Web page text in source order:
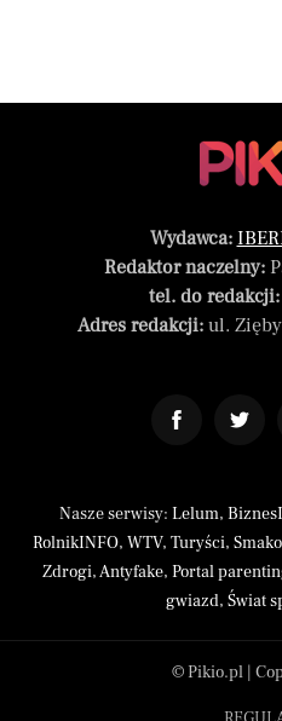
Wydawca:
Redaktor naczelny:
tel. do redakcji:
Adres redakcji:ul. Zięby
Nasze serwisy: Lelum,
RolnikINFO, WTV, Turyści,
Zdrogi,Antyfake, Portal
gwiazd, Świat
© Pikio.pl |